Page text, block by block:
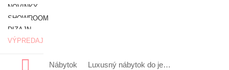
NOVINKY
SHOWROOM
DIZAJN
VÝPREDAJ
Nábytok Luxusný nábytok do jedálne